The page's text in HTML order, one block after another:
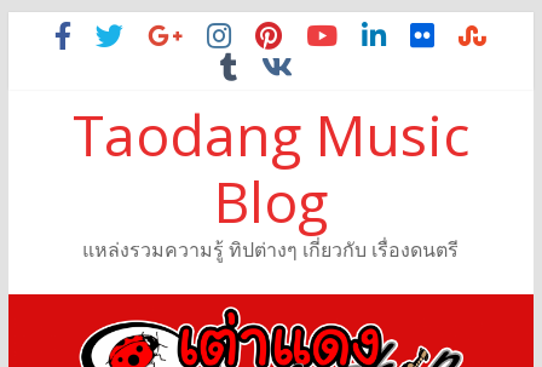
Taodang Music
Blog
แหล่งรวมความรู้ ทิปต่างๆ เกี่ยวกับ เรื่องดนตรี